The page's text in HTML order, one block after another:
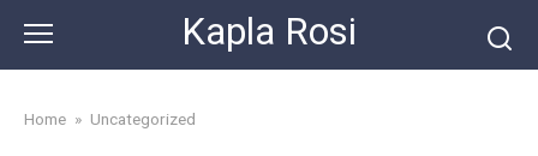
content
Kapla Rosi
Home » Uncategorized